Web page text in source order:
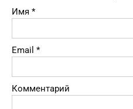
Имя *
Email *
Комментарий